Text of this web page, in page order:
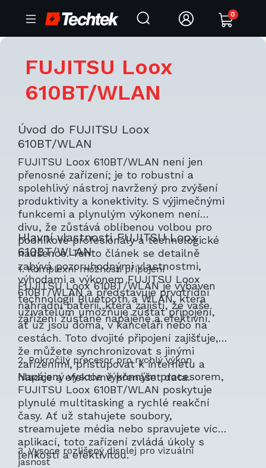
0
FUJITSU Loox
610BT/WLAN
Úvod do FUJITSU Loox
610BT/WLAN
FUJITSU Loox 610BT/WLAN není jen
přenosné zařízení; je to robustní a
spolehlivý nástroj navržený pro zvýšení
produktivity a konektivity. S výjimečnými
funkcemi a plynulým výkonem není
divu, že zůstává oblíbenou volbou pro
podnikové profesionály a technologické
nadšence. Tento článek se detailně
zabývá pozoruhodnými vlastnostmi,
výhodami a výkonem FUJITSU Loox
610BT/WLAN a představuje prvotřídní
náhradní baterii, která zajistí, že vaše
zařízení zůstane napájené a efektivní.
Hlavní vlastnosti FUJITSU Loox
610BT/WLAN
1. Komplexní možnosti připojení
FUJITSU Loox 610BT/WLAN je vybaven
technologií Bluetooth a WLAN, která
uživatelům umožňuje zůstat připojení,
ať už jsou doma, v kanceláři nebo na
cestách. Toto dvojité připojení zajišťuje,
že můžete synchronizovat s jinými
zařízeními, přistupovat k internetu a
hladce a efektivně přenášet data.
2. Pokročilý procesor pro rychlý výkon
Napájený vysoce výkonným procesorem,
FUJITSU Loox 610BT/WLAN poskytuje
plynulé multitasking a rychlé reakční
časy. Ať už stahujete soubory,
streamujete média nebo spravujete více
aplikací, toto zařízení zvládá úkoly s
lehkostí a efektivitou.
3. Vysoce rozlišený displej pro vizuální
jasnost